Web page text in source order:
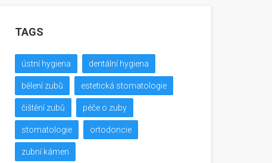
TAGS
ústní hygiena dentální hygiena
bělení zubů estetická stomatologie
čištění zubů péče o zuby
stomatologie ortodoncie
zubní kámen